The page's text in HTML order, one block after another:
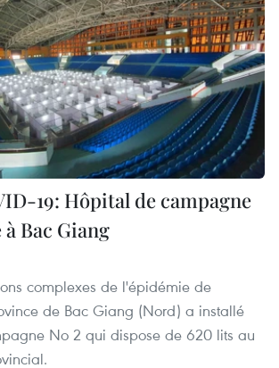
19: Hôpital de campagne
Bac Giang
complexes de l'épidémie de
de Bac Giang (Nord) a installé
No 2 qui dispose de 620 lits au